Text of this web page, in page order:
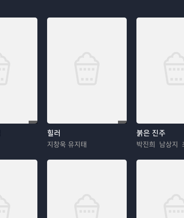
힐러
지창욱 유지태
붉은 진주
박진희 남상지